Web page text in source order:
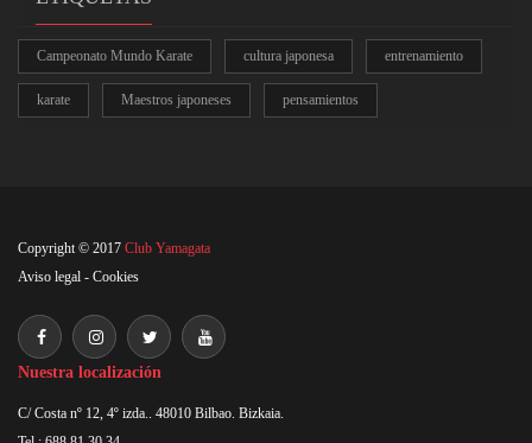
Campeonato Mundo Karate cultura japonesa entrenamiento
karate Maestros japoneses pensamientos
Copyright © 2017 Club Yamagata
Aviso legal - Cookies
Nuestra localización
C/ Costa nº 12, 4º izda.. 48010 Bilbao. Bizkaia.